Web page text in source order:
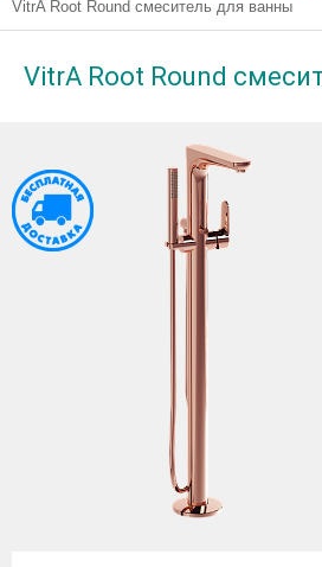
VitrA Root Round смеситель для ванны
VitrA Root Round